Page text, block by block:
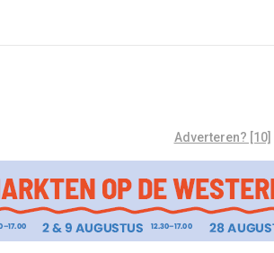
Adverteren? [10]